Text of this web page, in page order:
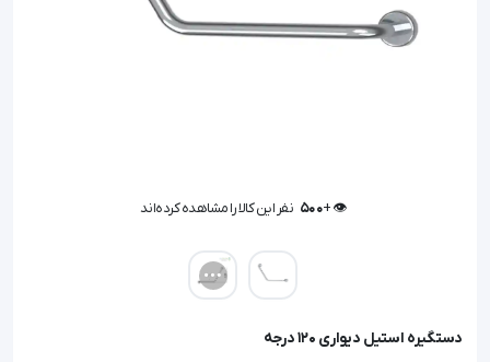
👁️ +
500 نفر این کالا را مشاهده کرده‌اند
دستگیره استیل دیواری 120 درجه